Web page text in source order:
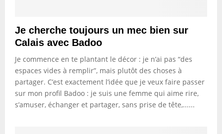
Je cherche toujours un mec bien sur
Calais avec Badoo
Je commence en te plantant le décor : je n’ai pas “des
espaces vides à remplir”, mais plutôt des choses à
partager. C’est exactement l’idée que je veux faire passer
sur mon profil Badoo : je suis une femme qui aime rire,
s’amuser, échanger et partager, sans prise de tête,......